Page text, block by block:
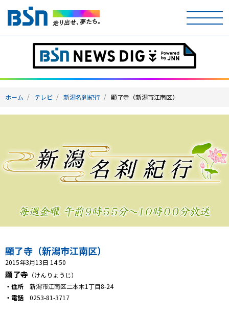
ホーム
テレビ
ラジオ
イベント
ニュース
天気
プレゼント
コンテンツ・アプリ
キッズ
Well-being
ホーム テレビ 新潟名刹紀行 顯了寺（新潟市江南区）
顯了寺（新潟市江南区）
2015年3月13日 14:50
顯了寺 （けんりょうじ）
・住所 新潟市江南区二本木1丁目8-24
・電話 0253-81-3717